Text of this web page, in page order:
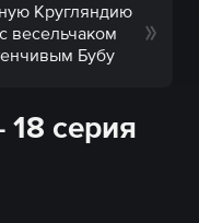
Кругляндию
весельчаком
Бубу
18 серия